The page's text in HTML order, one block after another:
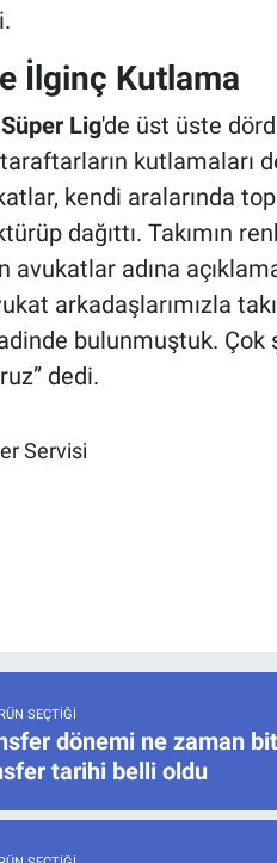
İlginç Kutlama
Lig'de üst üste
kutlamaları
kendi aralarında
dağıttı. Takımın
avukatlar adına
arkadaşlarımızla
bulunmuştuk.
dedi.
Servisi
SEÇTIĞI
dönemi ne zaman
tarihi belli oldu